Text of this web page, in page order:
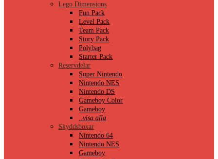
Lego Dimensions
Fun Pack
Level Pack
Team Pack
Story Pack
Polybag
Starter Pack
Reservdelar
Super Nintendo
Nintendo NES
Nintendo DS
Gameboy Color
Gameboy
..visa alla
Skyddsboxar
Nintendo 64
Nintendo NES
Gameboy